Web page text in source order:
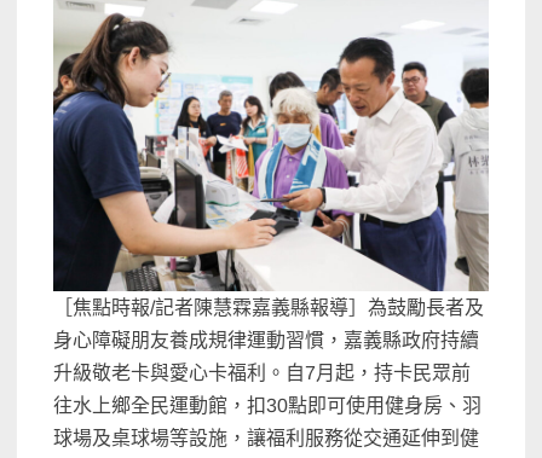
［焦點時報/記者陳慧霖嘉義縣報導］為鼓勵長者及
身心障礙朋友養成規律運動習慣，嘉義縣政府持續
升級敬老卡與愛心卡福利。自7月起，持卡民眾前
往水上鄉全民運動館，扣30點即可使用健身房、羽
球場及桌球場等設施，讓福利服務從交通延伸到健